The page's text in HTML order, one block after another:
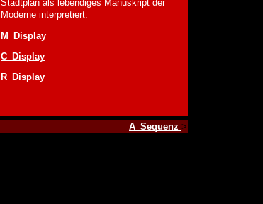
Stadtplan als lebendiges Manuskript der
Moderne interpretiert.
M_Display
C_Display
R_Display
A_Sequenz >